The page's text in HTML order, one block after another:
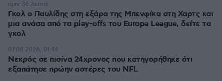
Γκολ ο Παυλίδης στη εξάρα της Μπενφίκα στη Χαρτς και
μια ανάσα από τα play-offs του Europa League, δείτε τα
γκολ
πριν 36 λεπτά
Νεκρός σε πισίνα 24χρονος που κατηγορήθηκε ότι
εξαπάτησε πρώην αστέρες του NFL
07.08.2026, 01:44